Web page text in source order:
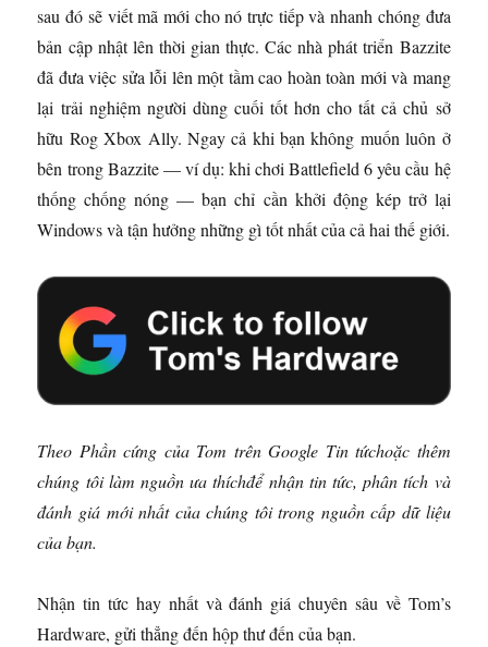
sau đó sẽ viết mã mới cho nó trực tiếp và nhanh chóng đưa
bản cập nhật lên thời gian thực. Các nhà phát triển Bazzite
đã đưa việc sửa lỗi lên một tầm cao hoàn toàn mới và mang
lại trải nghiệm người dùng cuối tốt hơn cho tất cả chủ sở
hữu Rog Xbox Ally. Ngay cả khi bạn không muốn luôn ở
bên trong Bazzite — ví dụ: khi chơi Battlefield 6 yêu cầu hệ
thống chống nóng — bạn chỉ cần khởi động kép trở lại
Windows và tận hưởng những gì tốt nhất của cả hai thế giới.
Theo Phần cứng của Tom trên Google Tin tứchoặc thêm
chúng tôi làm nguồn ưa thíchđể nhận tin tức, phân tích và
đánh giá mới nhất của chúng tôi trong nguồn cấp dữ liệu
của bạn.
Nhận tin tức hay nhất và đánh giá chuyên sâu về Tom’s
Hardware, gửi thẳng đến hộp thư đến của bạn.